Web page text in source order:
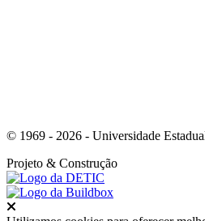
© 1969 - 2026 - Universidade
Projeto & Construção